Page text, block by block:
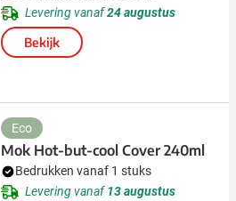
Levering vanaf24 augustus
Bekijk
Eco
Mok Hot-but-cool Cover 240ml
Bedrukken vanaf 1 stuks
Levering vanaf13 augustus